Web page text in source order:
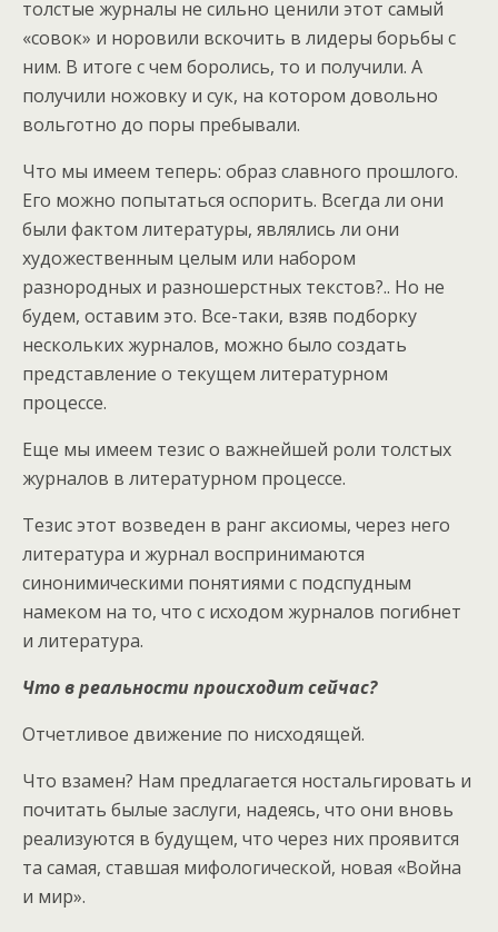
толстые журналы не сильно ценили этот самый
«совок» и норовили вскочить в лидеры борьбы с
ним. В итоге с чем боролись, то и получили. А
получили ножовку и сук, на котором довольно
вольготно до поры пребывали.
Что мы имеем теперь: образ славного прошлого.
Его можно попытаться оспорить. Всегда ли они
были фактом литературы, являлись ли они
художественным целым или набором
разнородных и разношерстных текстов?.. Но не
будем, оставим это. Все-таки, взяв подборку
нескольких журналов, можно было создать
представление о текущем литературном
процессе.
Еще мы имеем тезис о важнейшей роли толстых
журналов в литературном процессе.
Тезис этот возведен в ранг аксиомы, через него
литература и журнал воспринимаются
синонимическими понятиями с подспудным
намеком на то, что с исходом журналов погибнет
и литература.
Что в реальности происходит сейчас?
Отчетливое движение по нисходящей.
Что взамен? Нам предлагается ностальгировать и
почитать былые заслуги, надеясь, что они вновь
реализуются в будущем, что через них проявится
та самая, ставшая мифологической, новая «Война
и мир».